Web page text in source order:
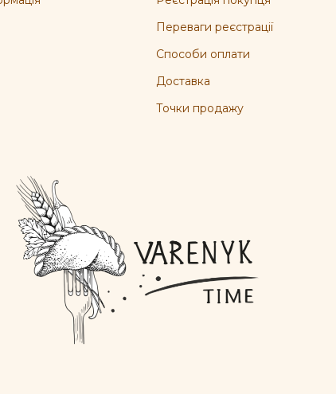
Переваги реєстрації
Способи оплати
Доставка
Точки продажу